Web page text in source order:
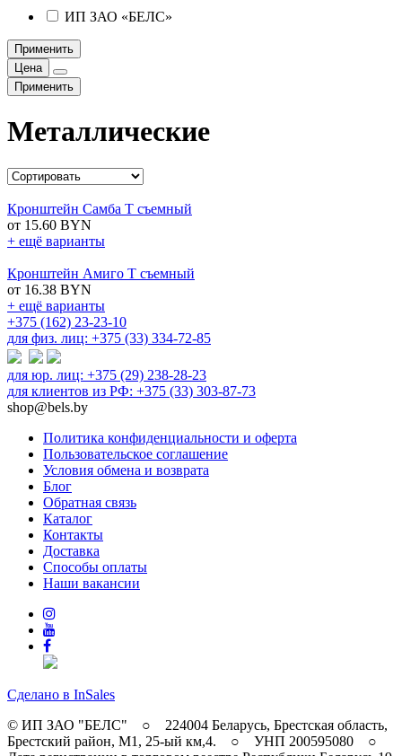
ИП ЗАО «БЕЛС»
Применить
Цена
Применить
Металлические
Кронштейн Самба T съемный
от 15.60 BYN
+ ещё варианты
Кронштейн Амиго T съемный
от 16.38 BYN
+ ещё варианты
+375 (162) 23-23-10
для физ. лиц: +375 (33) 334-72-85
для юр. лиц: +375 (29) 238-28-23
для клиентов из РФ: +375 (33) 303-87-73
shop@bels.by
Политика конфиденциальности и оферта
Пользовательское соглашение
Условия обмена и возврата
Блог
Обратная связь
Каталог
Контакты
Доставка
Способы оплаты
Наши вакансии
Сделано в InSales
© ИП ЗАО "БЕЛС" ○ 224004 Беларусь, Брестская область,
Брестский район, M1, 25-ый км,4. ○ УНП 200595080 ○